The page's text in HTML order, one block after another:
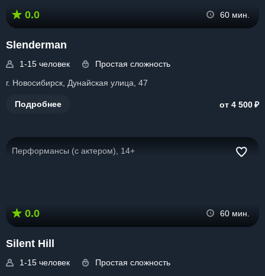
0.0 60 мин.
Slenderman
1-15 человек
Простая сложность
г. Новосибирск, Дунайская улица, 47
Подробнее от 4 500₽
Перформансы (с актером), 14+
0.0 60 мин.
Silent Hill
1-15 человек
Простая сложность